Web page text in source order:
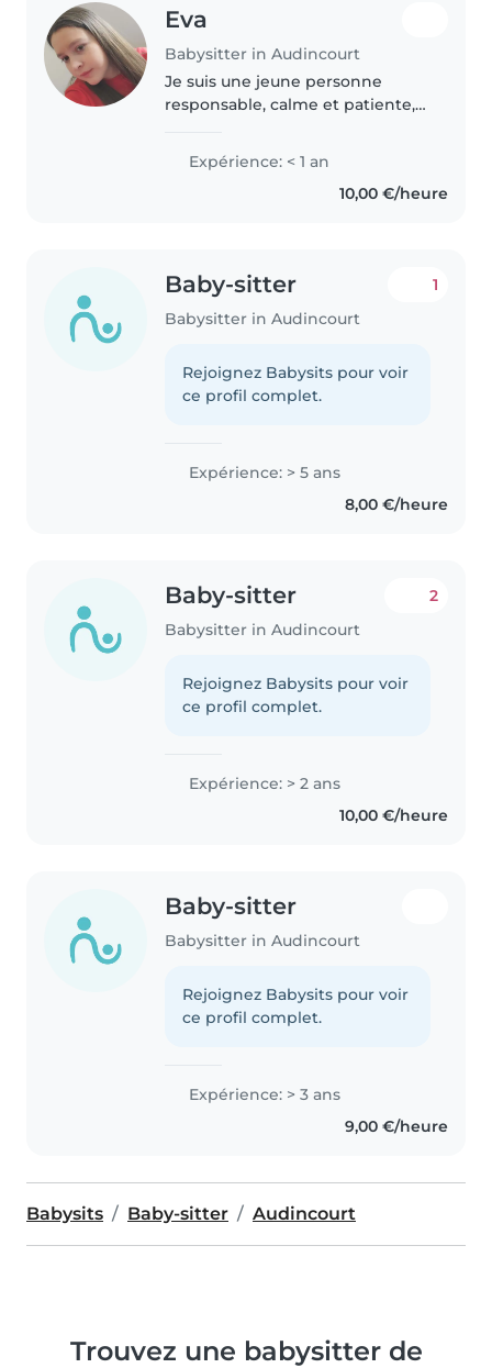
Eva
Babysitter in Audincourt
Je suis une jeune personne
responsable, calme et patiente,
enfants. Bien que je débute dans
le domaine de la garde
d'enfants, je suis passionnée par
Expérience: < 1 an
10,00 €/heure
Baby-sitter
Babysitter in Audincourt
1
Rejoignez Babysits pour voir
ce profil complet.
Expérience: > 5 ans
8,00 €/heure
Baby-sitter
Babysitter in Audincourt
2
Rejoignez Babysits pour voir
ce profil complet.
Expérience: > 2 ans
10,00 €/heure
Baby-sitter
Babysitter in Audincourt
Rejoignez Babysits pour voir
ce profil complet.
Expérience: > 3 ans
9,00 €/heure
Babysits Baby-sitter Audincourt
Trouvez une babysitter de